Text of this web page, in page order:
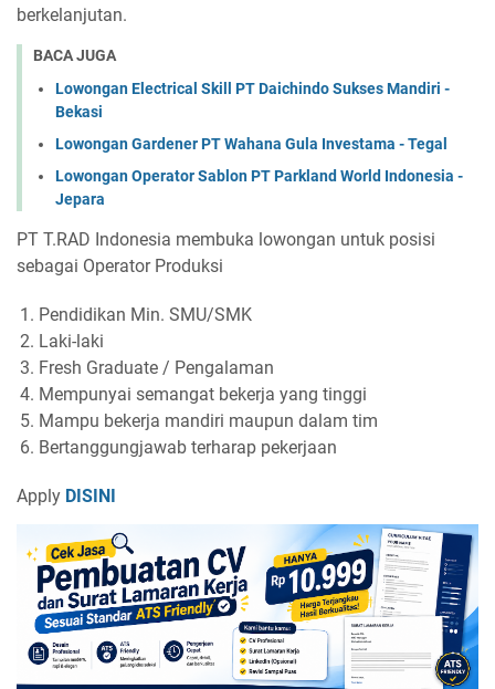
berkelanjutan.
BACA JUGA
Lowongan Electrical Skill PT Daichindo Sukses Mandiri -
Bekasi
Lowongan Gardener PT Wahana Gula Investama - Tegal
Lowongan Operator Sablon PT Parkland World Indonesia -
Jepara
PT T.RAD Indonesia membuka lowongan untuk posisi
sebagai Operator Produksi
Pendidikan Min. SMU/SMK
Laki-laki
Fresh Graduate / Pengalaman
Mempunyai semangat bekerja yang tinggi
Mampu bekerja mandiri maupun dalam tim
Bertanggungjawab terharap pekerjaan
Apply DISINI